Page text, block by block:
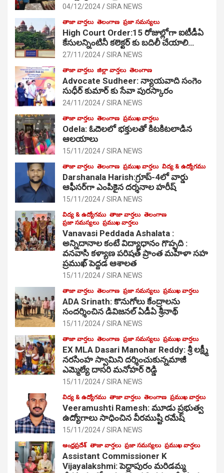
04/12/2024 SIRA NEWS
తాజా వార్తలు తెలంగాణ ప్రజా సమస్యలు
High Court Order:15 రోజుల్లోగా ఐటీడీఏ
కేసులన్నింటినీ కలెక్టర్ కు బదిలీ చేయాలి…
27/11/2024 SIRA NEWS
తాజా వార్తలు జిల్లా వార్తలు తెలంగాణ
Advocate Sudheer: న్యాయవాది సంగెం
సుధీర్ కుమార్ కు సేవా పురస్కారం
24/11/2024 SIRA NEWS
తాజా వార్తలు తెలంగాణ ప్రముఖ వార్తలు
Odela: ఓదెల‌లో భక్తులతో కిటకిటలాడిన
ఆల‌యాలు
15/11/2024 SIRA NEWS
తాజా వార్తలు తెలంగాణ ప్రముఖ వార్తలు విద్య & ఉద్యోగము
Darshanala Harish:గ్రూప్-4లో వార్డు
ఆఫీసర్‌గా ఎంపికైన దర్శనాల హరీష్
15/11/2024 SIRA NEWS
విద్య & ఉద్యోగము తాజా వార్తలు తెలంగాణ
ప్రజా సమస్యలు ప్రముఖ వార్తలు
Vanavasi Peddada Ashalata :
అన్నిదానాల కంటే విద్యాధానం గొప్పది :
వనవాసి కళ్యాణ పరిషత్ ప్రాంత మహిళా సహ
ప్రముఖ్ పెద్దడ ఆశాలత
15/11/2024 SIRA NEWS
తాజా వార్తలు తెలంగాణ ప్రజా సమస్యలు ప్రముఖ వార్తలు
ADA Srinath: కొనుగోలు కేంద్రాల‌ను
సంద‌ర్శించిన డివిజనల్ ఏడీఏ శ్రీనాథ్
15/11/2024 SIRA NEWS
తాజా వార్తలు తెలంగాణ ప్రజా సమస్యలు ప్రముఖ వార్తలు
EX MLA Dasari Manohar Reddy: శ్రీ లక్ష్మీ
నరసింహ స్వామిని దర్శించుకున్నమాజీ
ఎమ్మెల్యే దాసరి మనోహర్ రెడ్డి
15/11/2024 SIRA NEWS
విద్య & ఉద్యోగము తాజా వార్తలు తెలంగాణ ప్రముఖ వార్తలు
Veeramushti Ramesh: మూడు ప్రభుత్వ
ఉద్యోగాలు సాధించిన వీరముష్టి రమేష్
15/11/2024 SIRA NEWS
ఆంధ్రప్రదేశ్ తాజా వార్తలు ప్రజా సమస్యలు ప్రముఖ వార్తలు
Assistant Commissioner K
Vijayalakshmi: పెద్దాపురం మరిడమ్మ